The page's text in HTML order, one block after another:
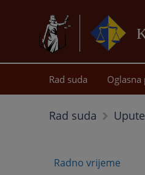
Rad suda Oglasna
Rad suda
Radno vrijeme